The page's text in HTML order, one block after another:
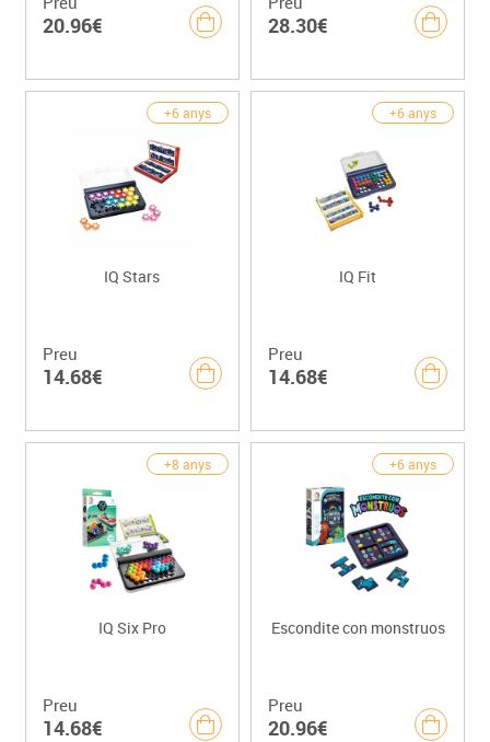
20.96€ 28.30€
+6 anys
IQ Stars
Preu
14.68€
+6 anys
IQ Fit
Preu
14.68€
+8 anys
IQ Six Pro
Preu
14.68€
+6 anys
Escondite con monstruos
Preu
20.96€